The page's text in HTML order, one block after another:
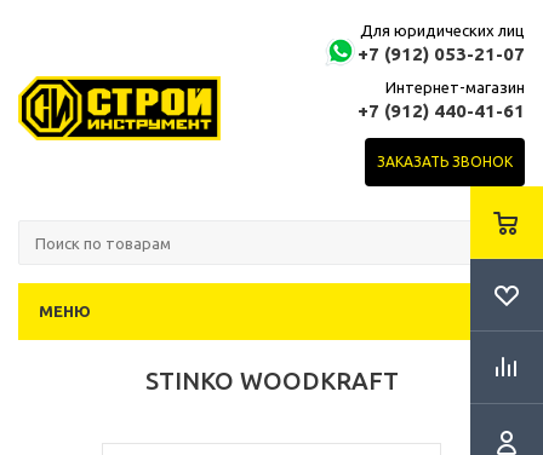
Для юридических лиц
+7 (912) 053-21-07
Интернет-магазин
+7 (912) 440-41-61
ЗАКАЗАТЬ ЗВОНОК
МЕНЮ
STINKO WOODKRAFT